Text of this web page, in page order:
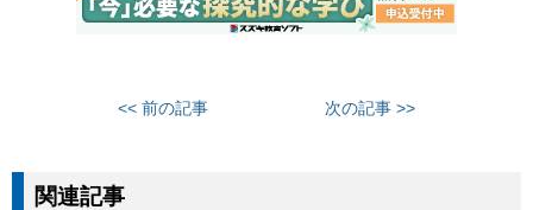
<< 前の記事 次の記事 >>
関連記事